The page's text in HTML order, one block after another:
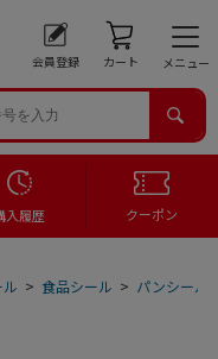
会員登録 カート メニュー
入履歴 クーポン
> 食品シール > パンシール